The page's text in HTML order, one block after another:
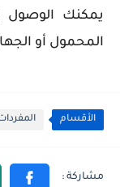
يمكنك الوصول
المحمول أو
الأقسام